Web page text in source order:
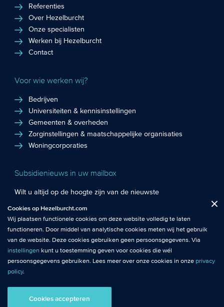
Referenties
Over Hezelburcht
Onze specialisten
Werken bij Hezelburcht
Contact
Voor wie werken wij?
Bedrijven
Universiteiten & kennisinstellingen
Gemeenten & overheden
Zorginstellingen & maatschappelijke organisaties
Woningcorporaties
Subsidienieuws in uw mailbox
Wilt u altijd op de hoogte zijn van de nieuwste
voor de Hezelburcht Subsidienieuwsbrief!
Inschrijven nieuwsbrief
AI statement Algemene Voorwaarden
noodzakelijk om de website goed te laten werken.
Analytische cookies
: Met analytische cookies meten wij het gebruik van
de website. Zo krijgen wij beter inzicht in het functioneren van de
website.
Cookies op Hezelburcht.com
Wij plaatsen functionele cookies om deze website volledig te laten
functioneren. Door middel van analytische cookies meten wij het gebruik
van de website. Deze cookies gebruiken geen persoonsgegevens. Via
instellingen kunt u toestemming geven voor cookies die wél
persoonsgegevens gebruiken. Lees meer over onze cookies in onze privacy
policy.
Cookies accepteren